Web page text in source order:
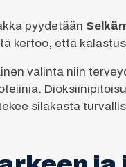
pyydetään
kertoo, että
valinta niin
silakasta